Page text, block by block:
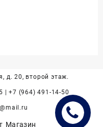
д. 20, второй этаж.
| +7 (964) 491-14-50
Магазин